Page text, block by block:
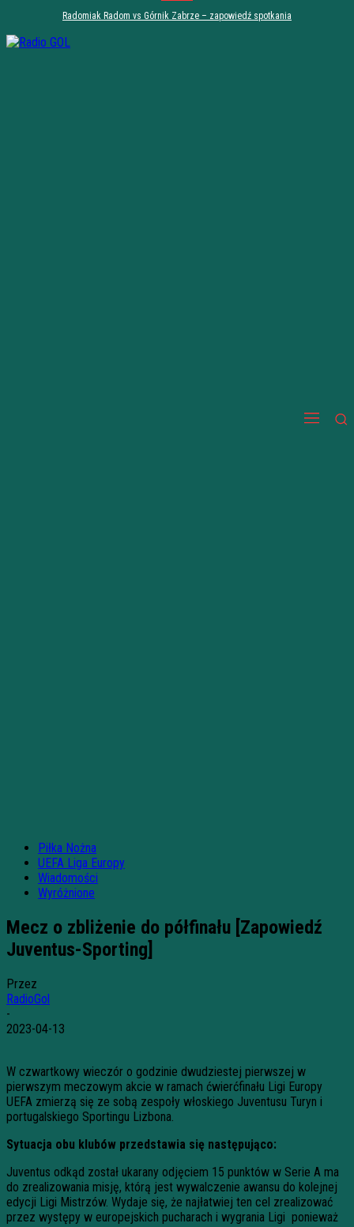
Radomiak Radom vs Górnik Zabrze – zapowiedź spotkania
Piłka Nożna
UEFA Liga Europy
Wiadomości
Wyróżnione
Mecz o zbliżenie do półfinału [Zapowiedź
Juventus-Sporting]
Przez
RadioGol
-
2023-04-13
W czwartkowy wieczór o godzinie dwudziestej pierwszej w
pierwszym meczowym akcie w ramach ćwierćfinału Ligi Europy
UEFA zmierzą się ze sobą zespoły włoskiego Juventusu Turyn i
portugalskiego Sportingu Lizbona.
Sytuacja obu klubów przedstawia się następująco:
Juventus odkąd został ukarany odjęciem 15 punktów w Serie A ma
do zrealizowania misję, którą jest wywalczenie awansu do kolejnej
edycji Ligi Mistrzów. Wydaje się, że najłatwiej ten cel zrealizować
przez występy w europejskich pucharach i wygrania Ligi ponieważ